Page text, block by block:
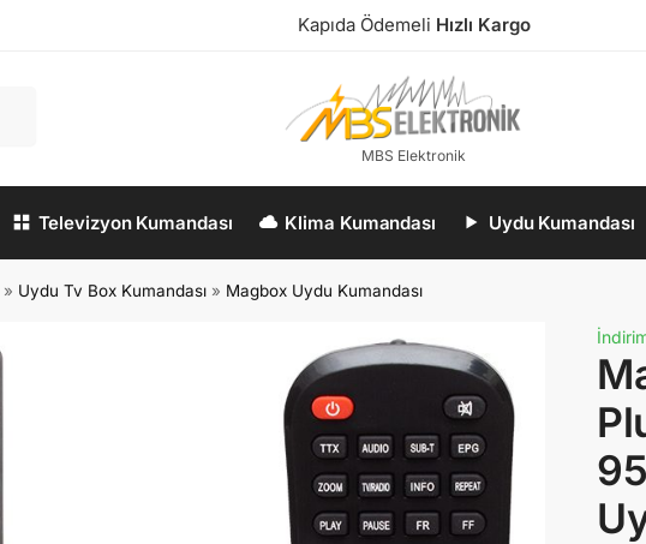
Kapıda Ödemeli Hızlı Kargo
MBS Elektronik
Televizyon Kumandası Klima Kumandası Uydu Kumandası
» Uydu Tv Box Kumandası » Magbox Uydu Kumandası